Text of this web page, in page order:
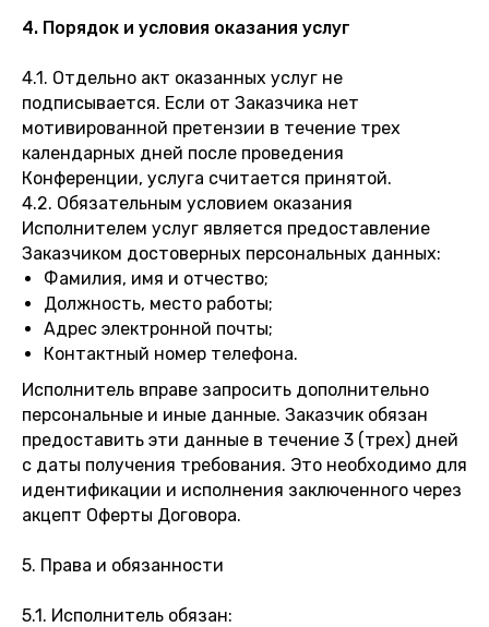
4. Порядок и условия оказания услуг
4.1. Отдельно акт оказанных услуг не
подписывается. Если от Заказчика нет
мотивированной претензии в течение трех
календарных дней после проведения
Конференции, услуга считается принятой.
4.2. Обязательным условием оказания
Исполнителем услуг является предоставление
Заказчиком достоверных персональных данных:
Фамилия, имя и отчество;
Должность, место работы;
Адрес электронной почты;
Контактный номер телефона.
Исполнитель вправе запросить дополнительно
персональные и иные данные. Заказчик обязан
предоставить эти данные в течение 3 (трех) дней
с даты получения требования. Это необходимо для
идентификации и исполнения заключенного через
акцепт Оферты Договора.
5. Права и обязанности
5.1. Исполнитель обязан: